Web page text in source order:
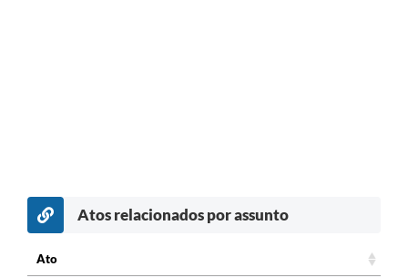
Atos relacionados por assunto
Ato